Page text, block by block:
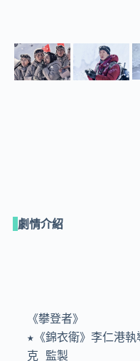
劇情介紹
《攀登者》
★《錦衣衛》李仁港
克 監製